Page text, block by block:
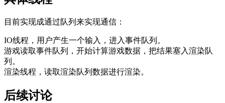
目前实现成通过队列来实现通信：
IO线程，用户产生一个输入，进入事件队列。
游戏读取事件队列，开始计算游戏数据，把结果塞入渲染队
列。
渲染线程，读取渲染队列数据进行渲染。
后续讨论